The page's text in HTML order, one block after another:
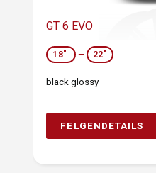
GT 6 EVO
18" — 22"
black glossy
FELGENDETAILS